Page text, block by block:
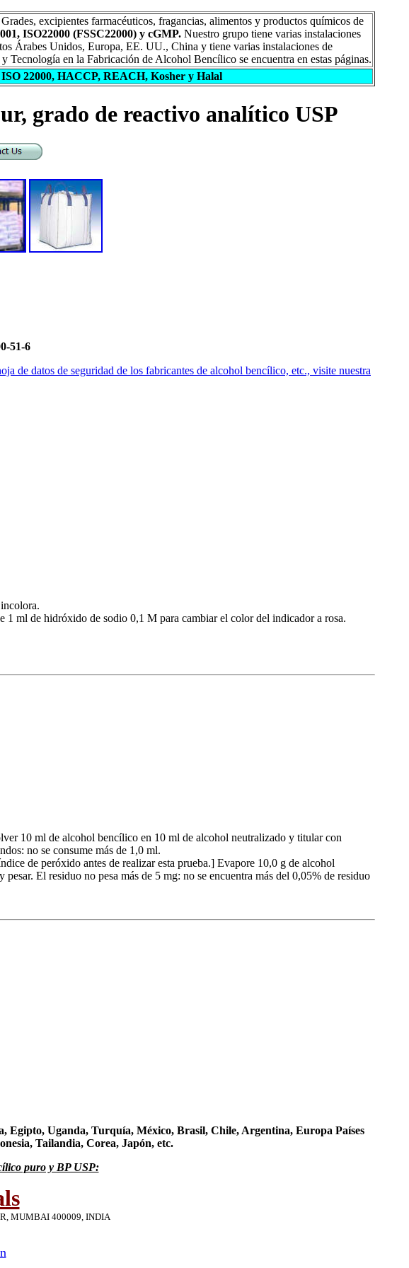
excipientes farmacéuticos, fragancias, alimentos y productos químicos de
ISO22000 (FSSC22000) y cGMP. Nuestro grupo tiene varias instalaciones
Árabes Unidos, Europa, EE. UU., China y tiene varias instalaciones de
en la Fabricación de Alcohol Bencílico se encuentra en estas páginas.
22000, HACCP, REACH, Kosher y Halal
grado de reactivo analítico USP
51-6
de datos de seguridad de los fabricantes de alcohol bencílico, etc., visite nuestra
ml de hidróxido de sodio 0,1 M para cambiar el color del indicador a rosa.
10 ml de alcohol bencílico en 10 ml de alcohol neutralizado y titular con
no se consume más de 1,0 ml.
de peróxido antes de realizar esta prueba.] Evapore 10,0 g de alcohol
El residuo no pesa más de 5 mg: no se encuentra más del 0,05% de residuo
Egipto, Uganda, Turquía, México, Brasil, Chile, Argentina, Europa Países
Tailandia, Corea, Japón, etc.
puro y BP USP:
MUMBAI 400009, INDIA